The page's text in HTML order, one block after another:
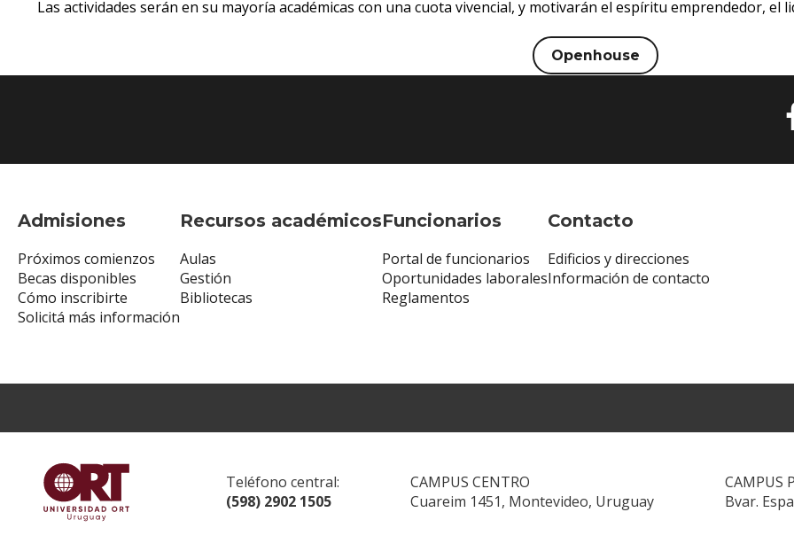
Las actividades serán en su mayoría académicas con una cuota vivencial, y motivarán el espíritu emprendedor, el
Openhouse
Admisiones
Próximos comienzos
Becas disponibles
Cómo inscribirte
Solicitá más información
Recursos académicos
Aulas
Gestión
Bibliotecas
Funcionarios
Portal de funcionarios
Oportunidades laborales
Reglamentos
Contacto
Edificios y direcciones
Información de contacto
Teléfono central:
(598) 2902 1505
CAMPUS CENTRO
Cuareim 1451, Montevideo, Uruguay
CAMPUS
Bvar.